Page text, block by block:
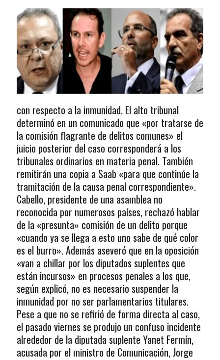
con respecto a la inmunidad. El alto tribunal
determinó en un comunicado que «por tratarse de
la comisión flagrante de delitos comunes» el
juicio posterior del caso corresponderá a los
tribunales ordinarios en materia penal. También
remitirán una copia a Saab «para que continúe la
tramitación de la causa penal correspondiente».
Cabello, presidente de una asamblea no
reconocida por numerosos países, rechazó hablar
de la «presunta» comisión de un delito porque
«cuando ya se llega a esto uno sabe de qué color
es el burro». Además aseveró que en la oposición
«van a chillar por los diputados suplentes que
están incursos» en procesos penales a los que,
según explicó, no es necesario suspender la
inmunidad por no ser parlamentarios titulares.
Pese a que no se refirió de forma directa al caso,
el pasado viernes se produjo un confuso incidente
alrededor de la diputada suplente Yanet Fermín,
acusada por el ministro de Comunicación, Jorge